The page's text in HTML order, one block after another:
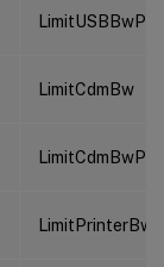
LimitCdmBw
LimitPrinterBw